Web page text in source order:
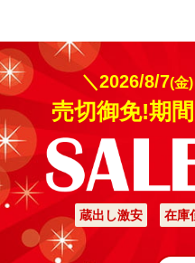
＼2026/8/7(金)
売切御免!期
蔵出し激安 在庫